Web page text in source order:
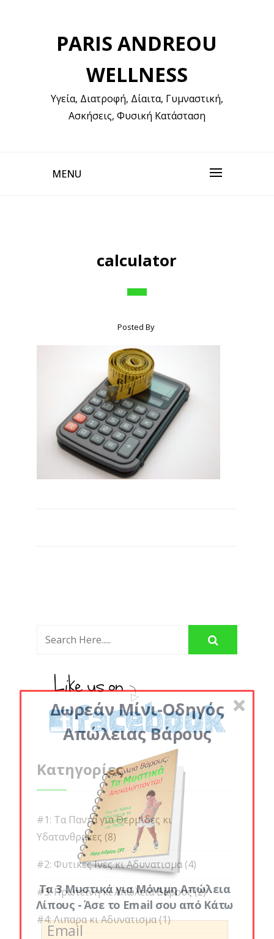
PARIS ANDREOU
WELLNESS
Υγεία, Διατροφή, Δίαιτα, Γυμναστική,
Ασκήσεις, Φυσική Κατάσταση
MENU
calculator
Posted By
Κατηγορίες
#1: Τα Παντα για Θερμιδες κι
Υδατανθρακες (8)
#2: Φυτικες Ινες κι Αδυνατισμα(4)
#3: Πρωτεινη κι Απώλεια Βάρους(2)
#4: Λιπαρα κι Αδυνατισμα(1)
Δωρεάν Μίνι-Οδηγός
Απώλειας Βάρους
Τα 3 Μυστικά για Μόνιμη Απώλεια
Λίπους - Άσε το Email σου από Κάτω